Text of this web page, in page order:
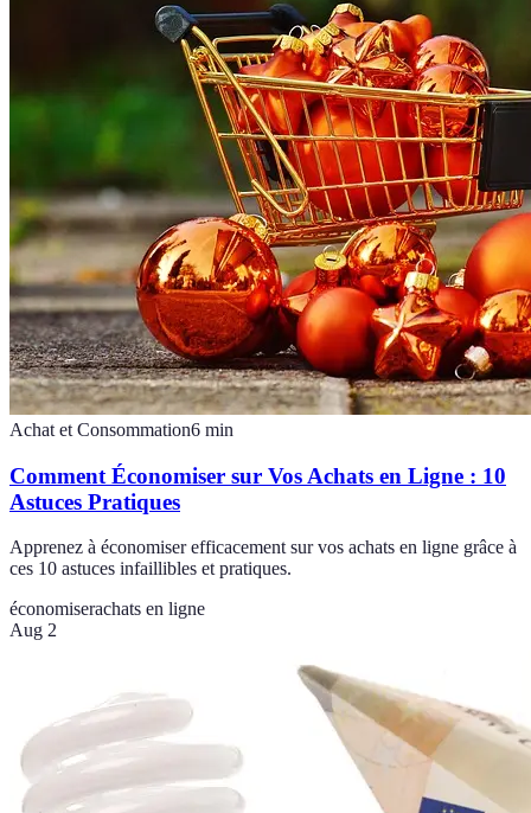
Achat et Consommation6 min
Comment Économiser sur Vos Achats en Ligne : 10
Astuces Pratiques
Apprenez à économiser efficacement sur vos achats en ligne grâce à
ces 10 astuces infaillibles et pratiques.
économiserachats en ligne
Aug 2